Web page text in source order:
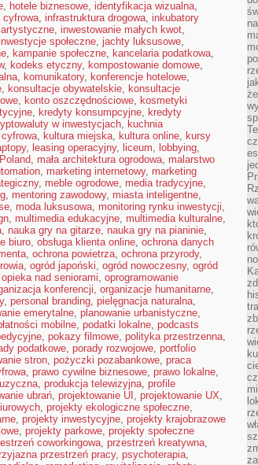
, hotele biznesowe, identyfikacja wizualna,
cyfrowa, infrastruktura drogowa, inkubatory
, inwestowanie małych kwot,
społeczne, jachty luksusowe,
, kampanie społeczne, kancelaria podatkowa,
, kodeks etyczny, kompostowanie domowe,
, komunikatory, konferencje hotelowe,
, konsultacje obywatelskie, konsultacje
, konto oszczędnościowe, kosmetyki
, kredyty konsumpcyjne, kredyty
w inwestycjach, kuchnia
, kultura miejska, kultura online, kursy
, leasing operacyjny, liceum, lobbying,
, mała architektura ogrodowa, malarstwo
, marketing internetowy, marketing
, meble ogrodowe, media tradycyjne,
, mentoring zawodowy, miasta inteligentne,
, moda luksusowa, monitoring rynku inwestycji,
, multimedia edukacyjne, multimedia kulturalne,
, nauka gry na gitarze, nauka gry na pianinie,
biuro, obsługa klienta online, ochrona danych
, ochrona powietrza, ochrona przyrody,
, ogród japoński, ogród nowoczesny, ogród
opieka nad seniorami, oprogramowanie
konferencji, organizacje humanitarne,
, personal branding, pielęgnacja naturalna,
emerytalne, planowanie urbanistyczne,
mobilne, podatki lokalne, podcasts
, pokazy filmowe, polityka przestrzenna,
podatkowe, porady rozwojowe, portfolio
stron, pożyczki pozabankowe, praca
, prawo cywilne biznesowe, prawo lokalne,
, produkcja telewizyjna, profile
ubrań, projektowanie UI , projektowanie UX,
, projekty ekologiczne społeczne,
, projekty inwestycyjne, projekty krajobrazowe
, projekty parkowe, projekty społeczne
coworkingowa, przestrzeń kreatywna,
przestrzeń pracy, psychoterapia,